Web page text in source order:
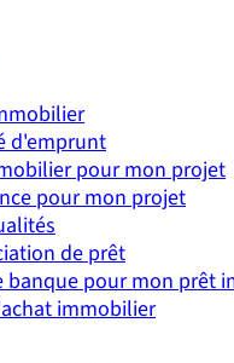
d'emprunt
pour mon projet
pour mon projet
de prêt
banque pour mon prêt
immobilier